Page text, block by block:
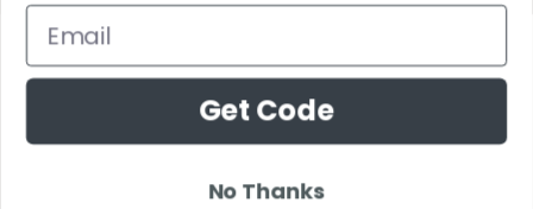
País/Región
Estados Unidos (USD $)
Get Code
No Thanks